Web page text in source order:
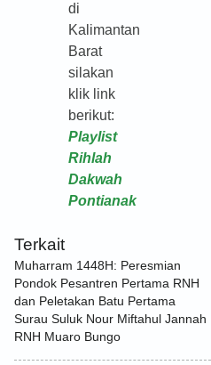
di
Kalimantan
Barat
silakan
klik link
berikut:
Playlist
Rihlah
Dakwah
Pontianak
Terkait
Muharram 1448H: Peresmian
Pondok Pesantren Pertama RNH
dan Peletakan Batu Pertama
Surau Suluk Nour Miftahul Jannah
RNH Muaro Bungo